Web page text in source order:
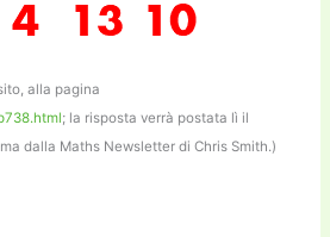
alla pagina
; la risposta verrà postata lì il
dalla Maths Newsletter di Chris Smith.)